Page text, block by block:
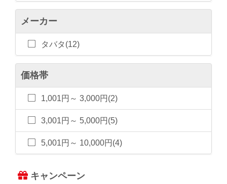
メーカー
タバタ(12)
価格帯
1,001円～ 3,000円(2)
3,001円～ 5,000円(5)
5,001円～ 10,000円(4)
キャンペーン